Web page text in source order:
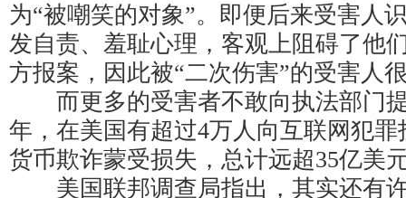
为“被嘲笑的对象”。即便后来受害人
发自责、羞耻心理，客观上阻碍了他
方报案，因此被“二次伤害”的受害人
而更多的受害者不敢向执法部门提
年，在美国有超过4万人向互联网犯
货币欺诈蒙受损失，总计远超35亿美
美国联邦调查局指出，其实还有